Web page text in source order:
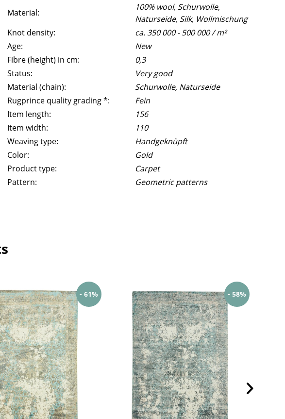
Material:
100% wool, Schurwolle,
Naturseide, Silk, Wollmischung
Knot density:
ca. 350 000 - 500 000 / m²
Age:
New
Fibre (height) in cm:
0,3
Status:
Very good
Material (chain):
Schurwolle, Naturseide
Rugprince quality grading *:
Fein
Item length:
156
Item width:
110
Weaving type:
Handgeknüpft
Color:
Gold
Product type:
Carpet
Pattern:
Geometric patterns
- 61% - 58%